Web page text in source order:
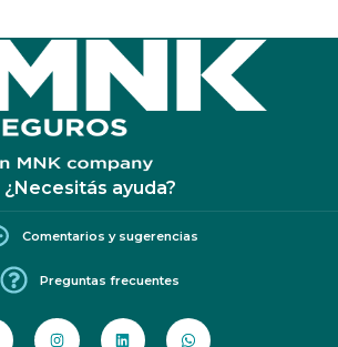
¿Necesitás ayuda?
Comentarios y sugerencias
Preguntas frecuentes